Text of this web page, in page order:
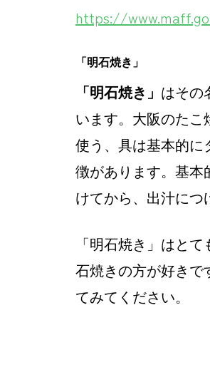
https://
「明石焼き」
「明石焼き」 はその
います。大阪のたこ
使う、具は基本的に
徴があります。基本
けてから、出汁につ
「明石焼き」はと
石焼きの方が好きで
てみてください。